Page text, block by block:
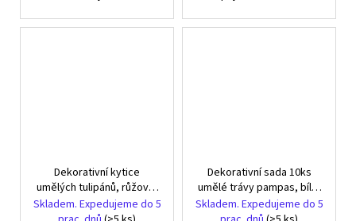
Dekorativní kytice
umělých tulipánů, růžová,
10 ks
Skladem. Expedujeme do 5
Dekorativní sada 10ks
umělé trávy pampas, bílá,
vysoká 60cm
Skladem. Expedujeme do 5